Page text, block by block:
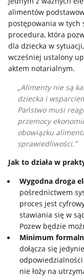
alimentów
postępowania w tych
procedura, która
dla dziecka w
wcześniej ustalony
aktem notarialnym.
Alimenty nie są
dziecka i
Państwo musi
przemocy
obowiązku
sprawiedliwości.
Jak to działa w
Wygodna droga
pośrednictwem
proces jest
stawiania się w
Pozew będzie
Minimum
dołącza się
nie łoży na